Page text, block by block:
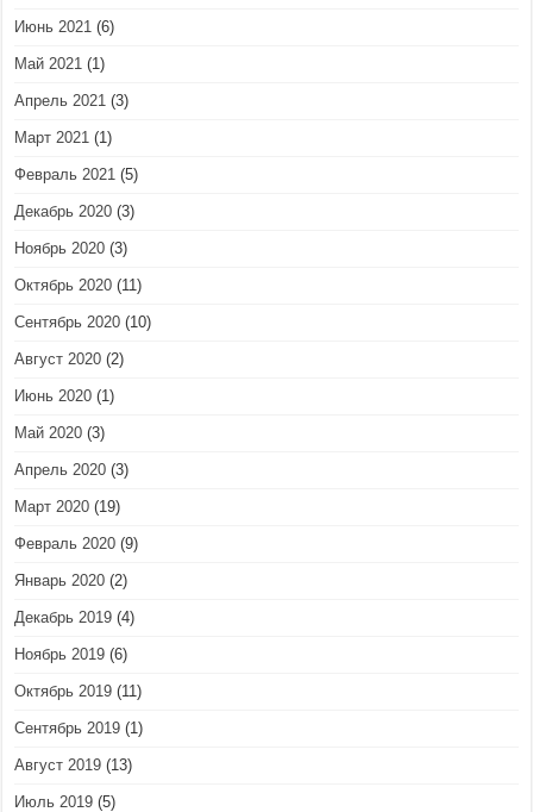
Июнь 2021 (6)
Май 2021 (1)
Апрель 2021 (3)
Март 2021 (1)
Февраль 2021 (5)
Декабрь 2020 (3)
Ноябрь 2020 (3)
Октябрь 2020 (11)
Сентябрь 2020 (10)
Август 2020 (2)
Июнь 2020 (1)
Май 2020 (3)
Апрель 2020 (3)
Март 2020 (19)
Февраль 2020 (9)
Январь 2020 (2)
Декабрь 2019 (4)
Ноябрь 2019 (6)
Октябрь 2019 (11)
Сентябрь 2019 (1)
Август 2019 (13)
Июль 2019 (5)